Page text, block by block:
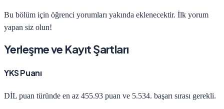
Bu bölüm için öğrenci yorumları yakında eklenecektir. İlk yorum
yapan siz olun!
Yerleşme ve Kayıt Şartları
YKS Puanı
DİL puan türünde en az 455.93 puan ve 5.534. başarı sırası gerekli.